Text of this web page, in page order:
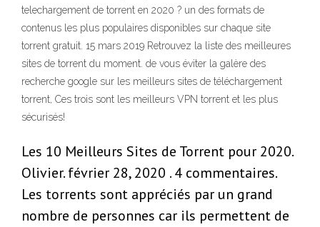
telechargement de torrent en 2020 ? un des formats de
contenus les plus populaires disponibles sur chaque site
torrent gratuit. 15 mars 2019 Retrouvez la liste des meilleures
sites de torrent du moment. de vous éviter la galère des
recherche google sur les meilleurs sites de téléchargement
torrent, Ces trois sont les meilleurs VPN torrent et les plus
sécurisés!
Les 10 Meilleurs Sites de Torrent pour 2020.
Olivier. février 28, 2020 . 4 commentaires.
Les torrents sont appréciés par un grand
nombre de personnes car ils permettent de